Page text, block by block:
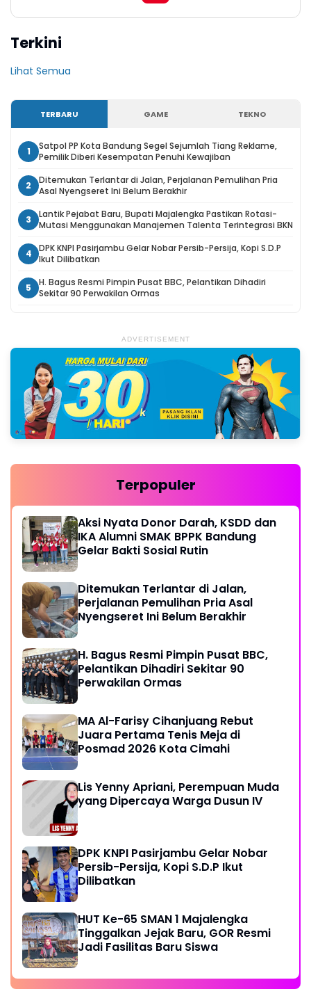
Terkini
Lihat Semua
TERBARU GAME TEKNO
1
Satpol PP Kota Bandung Segel Sejumlah Tiang Reklame,
Pemilik Diberi Kesempatan Penuhi Kewajiban
2
Ditemukan Terlantar di Jalan, Perjalanan Pemulihan Pria
Asal Nyengseret Ini Belum Berakhir
3
Lantik Pejabat Baru, Bupati Majalengka Pastikan Rotasi-
Mutasi Menggunakan Manajemen Talenta Terintegrasi BKN
4
DPK KNPI Pasirjambu Gelar Nobar Persib-Persija, Kopi S.D.P
Ikut Dilibatkan
5
H. Bagus Resmi Pimpin Pusat BBC, Pelantikan Dihadiri
Sekitar 90 Perwakilan Ormas
ADVERTISEMENT
Terpopuler
Aksi Nyata Donor Darah, KSDD dan
IKA Alumni SMAK BPPK Bandung
Gelar Bakti Sosial Rutin
Ditemukan Terlantar di Jalan,
Perjalanan Pemulihan Pria Asal
Nyengseret Ini Belum Berakhir
H. Bagus Resmi Pimpin Pusat BBC,
Pelantikan Dihadiri Sekitar 90
Perwakilan Ormas
MA Al-Farisy Cihanjuang Rebut
Juara Pertama Tenis Meja di
Posmad 2026 Kota Cimahi
Lis Yenny Apriani, Perempuan Muda
yang Dipercaya Warga Dusun IV
DPK KNPI Pasirjambu Gelar Nobar
Persib-Persija, Kopi S.D.P Ikut
Dilibatkan
HUT Ke-65 SMAN 1 Majalengka
Tinggalkan Jejak Baru, GOR Resmi
Jadi Fasilitas Baru Siswa